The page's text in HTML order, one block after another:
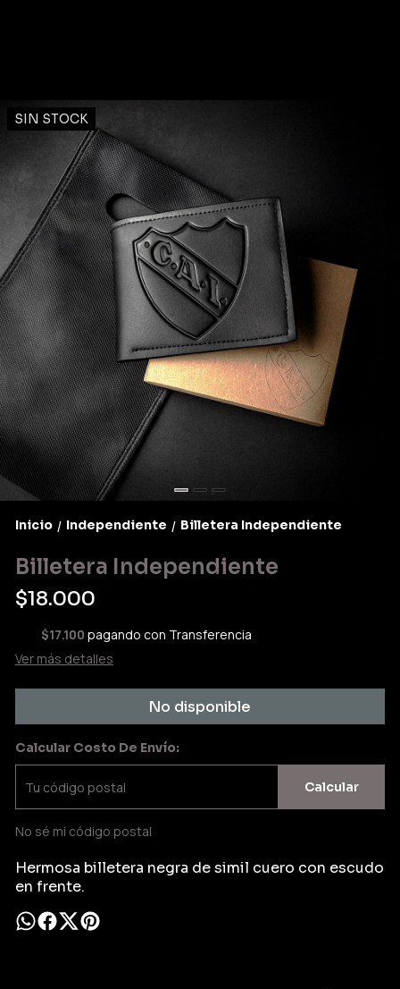
SIN STOCK
Inicio / Independiente / Billetera Independiente
Billetera Independiente
$18.000
$17.100 pagando con Transferencia
Ver más detalles
No disponible
Calcular Costo De Envío:
Calcular
No sé mi código postal
Hermosa billetera negra de simil cuero con escudo
en frente.